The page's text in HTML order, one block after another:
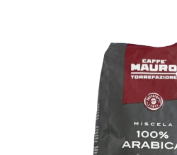
Aparate Automate